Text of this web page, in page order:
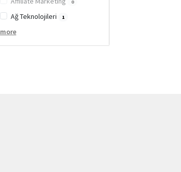
0
Ağ Teknolojileri 1
more